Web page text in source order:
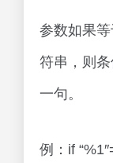
参数如果
符串，则
一句。
例：if